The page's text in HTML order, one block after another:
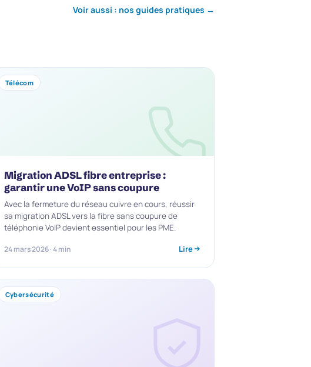
Voir aussi : nos guides pratiques →
Télécom
Migration ADSL fibre entreprise :
garantir une VoIP sans coupure
Avec la fermeture du réseau cuivre en cours, réussir
sa migration ADSL vers la fibre sans coupure de
téléphonie VoIP devient essentiel pour les PME.
24 mars 2026 · 4 min Lire
Cybersécurité